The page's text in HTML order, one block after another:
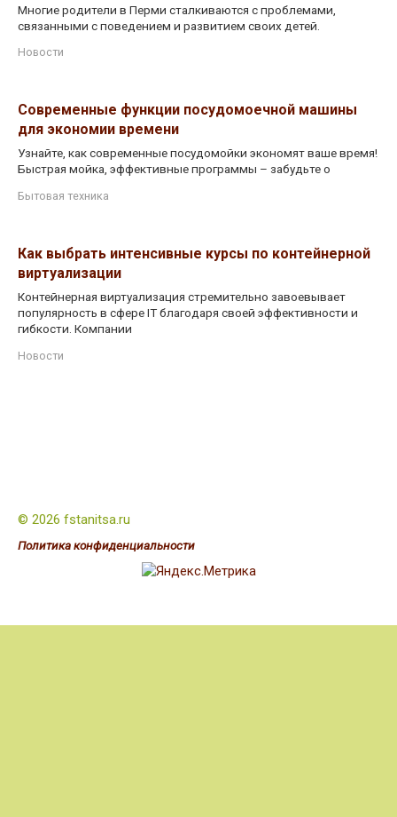
Многие родители в Перми сталкиваются с проблемами,
связанными с поведением и развитием своих детей.
Новости
Современные функции посудомоечной машины
для экономии времени
Узнайте, как современные посудомойки экономят ваше время!
Быстрая мойка, эффективные программы – забудьте о
Бытовая техника
Как выбрать интенсивные курсы по контейнерной
виртуализации
Контейнерная виртуализация стремительно завоевывает
популярность в сфере IT благодаря своей эффективности и
гибкости. Компании
Новости
© 2026 fstanitsa.ru
Политика конфиденциальности